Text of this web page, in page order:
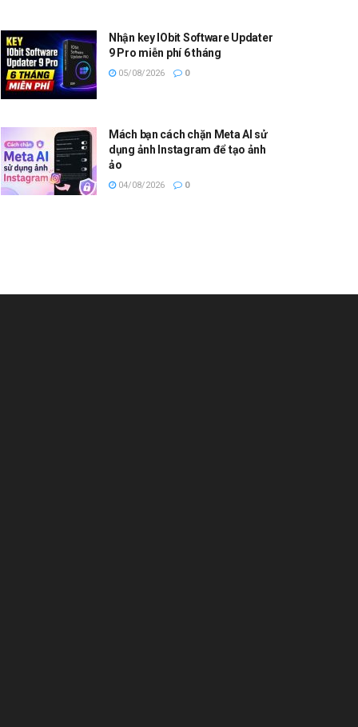
Nhận key IObit Software Updater
9 Pro miễn phí 6 tháng
05/08/2026 0
Mách bạn cách chặn Meta AI sử
dụng ảnh Instagram để tạo ảnh
ảo
04/08/2026 0